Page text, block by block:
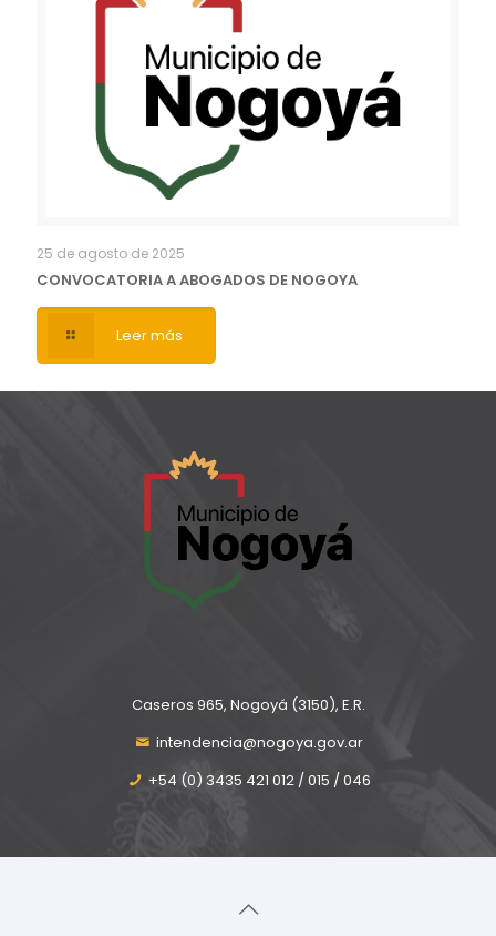
25 de agosto de 2025
CONVOCATORIA A ABOGADOS DE NOGOYA
Leer más
Caseros 965, Nogoyá (3150), E.R.
intendencia@nogoya.gov.ar
+54 (0) 3435 421 012 / 015 / 046